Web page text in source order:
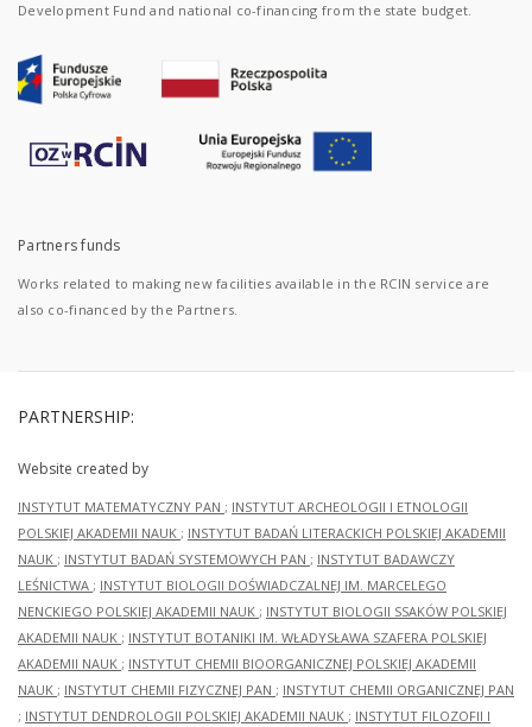
Development Fund and national co-financing from the state budget.
Partners funds
Works related to making new facilities available in the RCIN service are
also co-financed by the Partners.
PARTNERSHIP:
Website created by
INSTYTUT MATEMATYCZNY PAN ; INSTYTUT ARCHEOLOGII I ETNOLOGII
POLSKIEJ AKADEMII NAUK ; INSTYTUT BADAŃ LITERACKICH POLSKIEJ AKADEMII
NAUK ; INSTYTUT BADAŃ SYSTEMOWYCH PAN ; INSTYTUT BADAWCZY
LEŚNICTWA ; INSTYTUT BIOLOGII DOŚWIADCZALNEJ IM. MARCELEGO
NENCKIEGO POLSKIEJ AKADEMII NAUK ; INSTYTUT BIOLOGII SSAKÓW POLSKIEJ
AKADEMII NAUK ; INSTYTUT BOTANIKI IM. WŁADYSŁAWA SZAFERA POLSKIEJ
AKADEMII NAUK ; INSTYTUT CHEMII BIOORGANICZNEJ POLSKIEJ AKADEMII
NAUK ; INSTYTUT CHEMII FIZYCZNEJ PAN ; INSTYTUT CHEMII ORGANICZNEJ PAN
; INSTYTUT DENDROLOGII POLSKIEJ AKADEMII NAUK ; INSTYTUT FILOZOFII I